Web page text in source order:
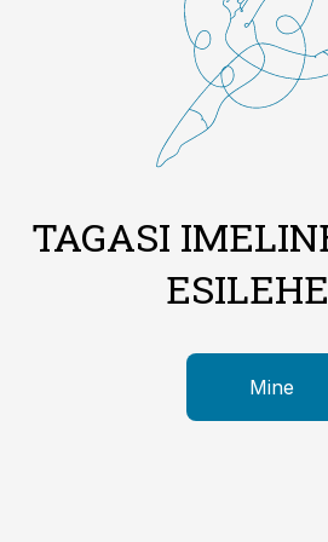
TAGASI
Mine